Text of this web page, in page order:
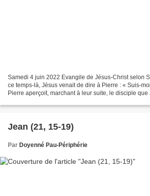
Samedi 4 juin 2022 Evangile de Jésus-Christ selon
ce temps-là, Jésus venait de dire à Pierre : « Suis-
Pierre aperçoit, marchant à leur suite, le disciple que
Jean (21, 15-19)
Par Doyenné Pau-Périphérie